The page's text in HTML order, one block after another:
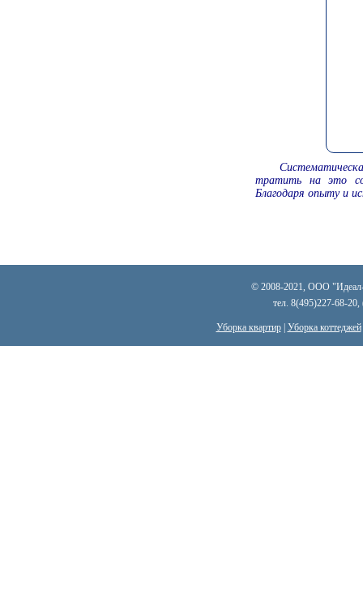
тратить на это
Благодаря опыту и
© 2008-2021, ООО "Идеал-
тел. 8(495)227-68-
Уборка квартир| Уборка коттеджей